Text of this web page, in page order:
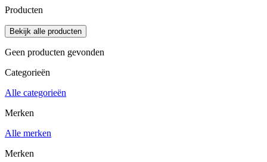
Producten
Geen producten gevonden
Categorieën
Alle categorieën
Merken
Alle merken
Merken